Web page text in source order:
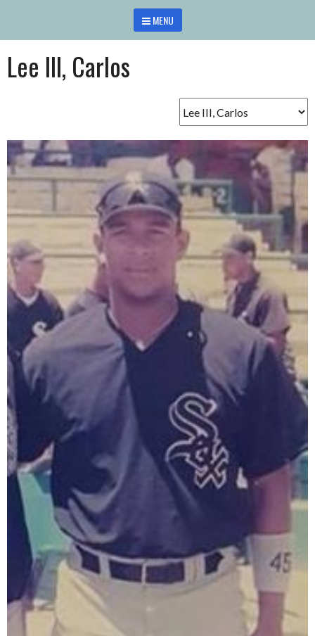
contenido
MENU
Lee III, Carlos